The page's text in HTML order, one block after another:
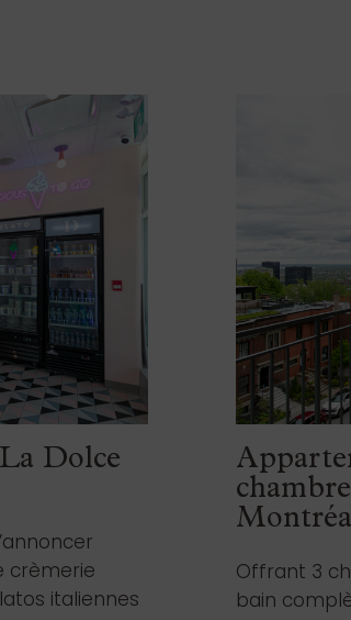
Dolce
crèmerie
italiennes
Offrant 3
bain